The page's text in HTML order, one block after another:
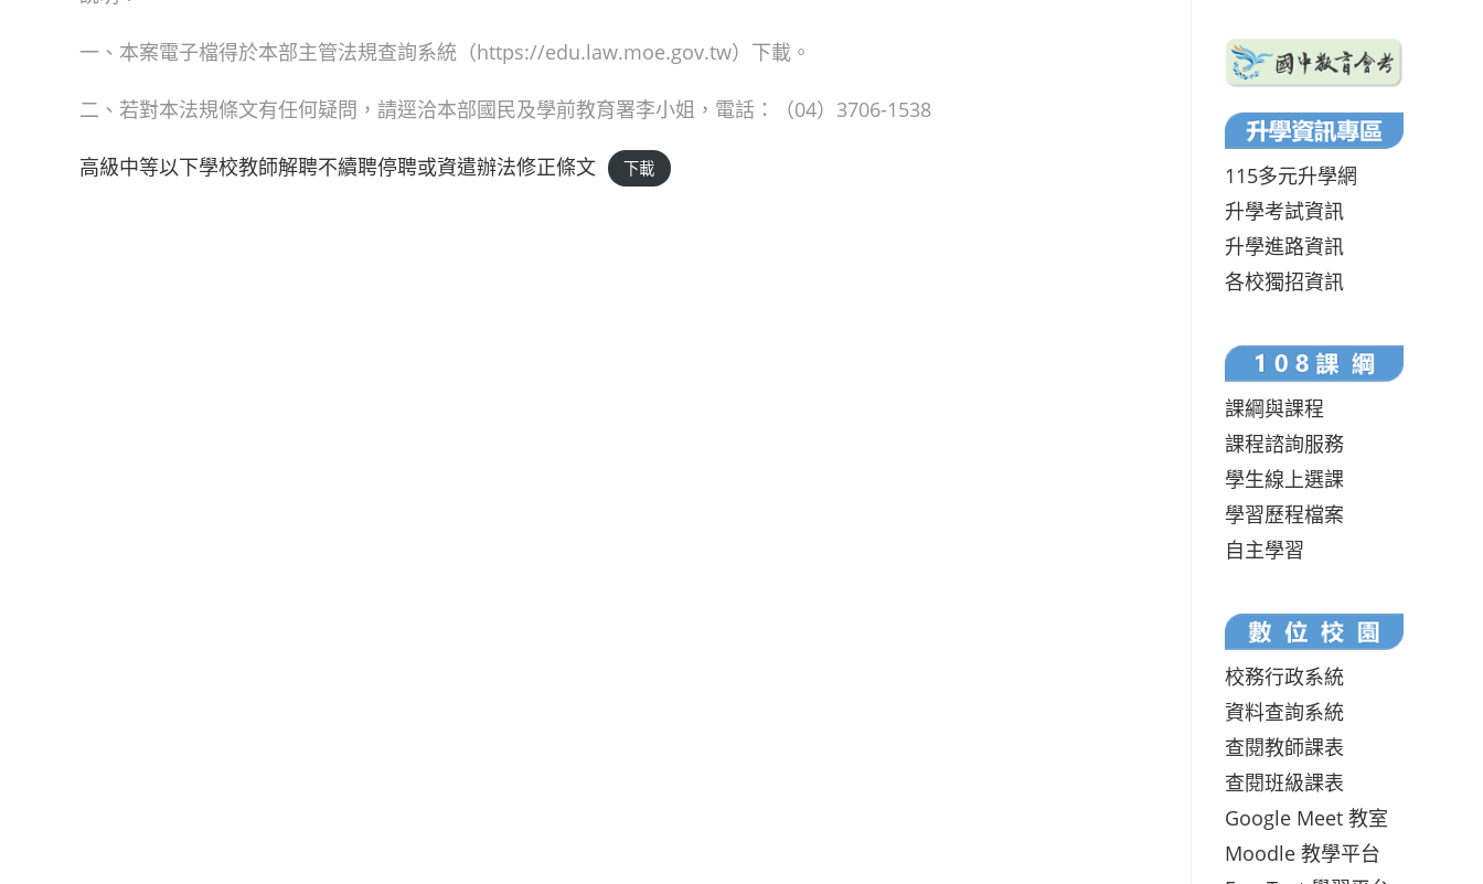
一、本案電子檔得於本部主管法規查詢系統（https://edu.law.moe.gov.tw）下載。
二、若對本法規條文有任何疑問，請逕洽本部國民及學前教育署李小姐，電話：（04）3706-1538
高級中等以下學校教師解聘不續聘停聘或資遣辦法修正條文 下載
115多元升學網
升學考試資訊
升學進路資訊
各校獨招資訊
課綱與課程
課程諮詢服務
學生線上選課
學習歷程檔案
自主學習
校務行政系統
資料查詢系統
查閱教師課表
查閱班級課表
Google Meet 教室
Moodle 教學平台